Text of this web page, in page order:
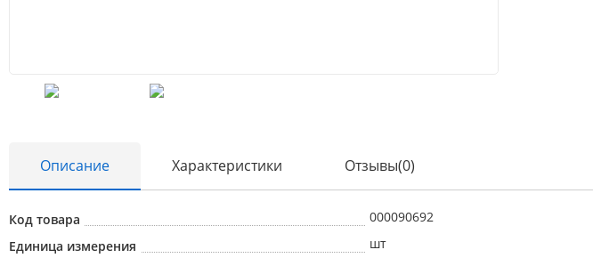
Абразивные материалы
Описание Характеристики Отзывы(0)
Код товара
000090692
Единица измерения
шт